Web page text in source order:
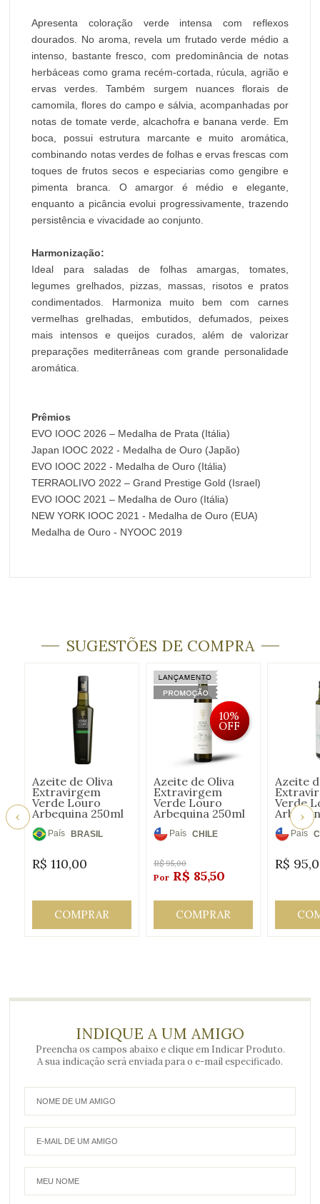
Apresenta coloração verde intensa com reflexos
dourados. No aroma, revela um frutado verde médio a
intenso, bastante fresco, com predominância de notas
herbáceas como grama recém-cortada, rúcula, agrião e
ervas verdes. Também surgem nuances florais de
camomila, flores do campo e sálvia, acompanhadas por
notas de tomate verde, alcachofra e banana verde. Em
boca, possui estrutura marcante e muito aromática,
combinando notas verdes de folhas e ervas frescas com
toques de frutos secos e especiarias como gengibre e
pimenta branca. O amargor é médio e elegante,
enquanto a picância evolui progressivamente, trazendo
persistência e vivacidade ao conjunto.
Harmonização:
Ideal para saladas de folhas amargas, tomates,
legumes grelhados, pizzas, massas, risotos e pratos
condimentados. Harmoniza muito bem com carnes
vermelhas grelhadas, embutidos, defumados, peixes
mais intensos e queijos curados, além de valorizar
preparações mediterrâneas com grande personalidade
aromática.
Prêmios
EVO IOOC 2026 – Medalha de Prata (Itália)
Japan IOOC 2022 - Medalha de Ouro (Japão)
EVO IOOC 2022 - Medalha de Ouro (Itália)
TERRAOLIVO 2022 – Grand Prestige Gold (Israel)
EVO IOOC 2021 – Medalha de Ouro (Itália)
NEW YORK IOOC 2021 - Medalha de Ouro (EUA)
Medalha de Ouro - NYOOC 2019
SUGESTÕES DE COMPRA
Azeite de Oliva
Extravirgem
Verde Louro
Arbequina 250ml
País
Origem:
BRASIL
R$ 110,00
COMPRAR
Azeite de Oliva
Extravirgem
Verde Louro
Arbequina 250ml
10%
OFF
País
Origem:
CHILE
R$ 95,00
R$ 85,50
COMPRAR
Azeite
Verde
País
R$
INDIQUE A UM AMIGO
Preencha os campos abaixo e clique em Indicar Produto.
A sua indicação será enviada para o e-mail especificado.